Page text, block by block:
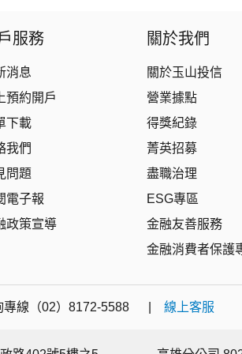
服務
消息
預約開戶
下載
我們
問題
電子報
政策宣導
關於我們
關於玉山投信
營業據點
得獎紀錄
菁英招募
盡職治理
ESG專區
金融友善服務
金融消費者保護
專線（02）8172-5588 | 線上客服